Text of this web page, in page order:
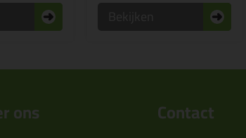
ons Contact